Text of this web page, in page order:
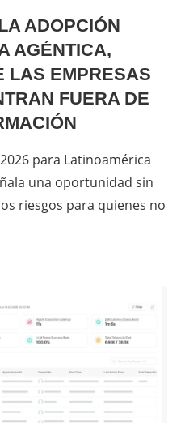
ADOPCIÓN
AGÉNTICA,
LAS EMPRESAS
FUERA DE
para Latinoamérica
una oportunidad sin
riesgos para quienes no